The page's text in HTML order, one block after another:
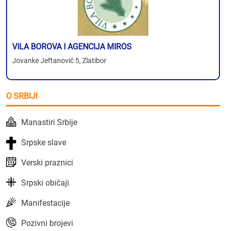
VILA BOROVA I AGENCIJA MIROS
Jovanke Jeftanović 5, Zlatibor
O SRBIJI
Manastiri Srbije
Srpske slave
Verski praznici
Srpski običaji
Manifestacije
Pozivni brojevi